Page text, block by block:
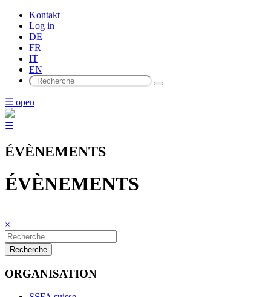
Kontakt
Log in
DE
FR
IT
EN
☰ open
☰
ÉVÈNEMENTS
ÉVÈNEMENTS
×
Recherche
ORGANISATION